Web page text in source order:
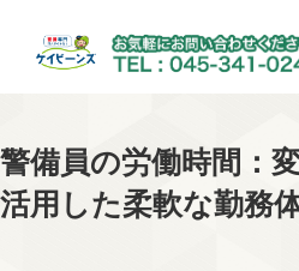
警備員の労働時間：
活用した柔軟な勤務